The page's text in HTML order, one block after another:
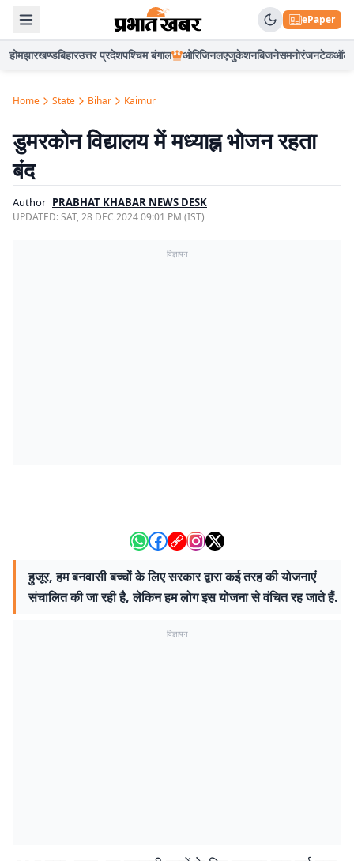
ePaper
होमझारखण्डबिहारउत्तर प्रदेशपश्चिम बंगाल ओरिजिनलएजुकेशनबिजनेसमनोरंजनटेकऑटो
Home State Bihar Kaimur
डुमरकोन विद्यालय में मध्याह्न भोजन रहता
बंद
Author PRABHAT KHABAR NEWS DESK
UPDATED:SAT, 28 DEC 2024 09:01 PM (IST)
विज्ञापन
हुजूर, हम बनवासी बच्चों के लिए सरकार द्वारा कई तरह की योजनाएं
संचालित की जा रही है, लेकिन हम लोग इस योजना से वंचित रह जाते हैं.
विज्ञापन